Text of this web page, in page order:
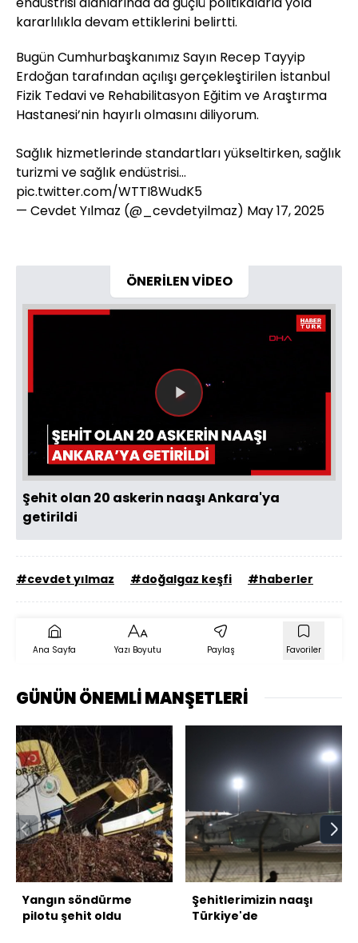
kararlılıkla devam ettiklerini belirtti.
Bugün Cumhurbaşkanımız Sayın Recep Tayyip
Erdoğan tarafından açılışı gerçekleştirilen İstanbul
Fizik Tedavi ve Rehabilitasyon Eğitim ve Araştırma
Hastanesi’nin hayırlı olmasını diliyorum.
Sağlık hizmetlerinde standartları yükseltirken, sağlık
turizmi ve sağlık endüstrisi…
pic.twitter.com/WTTI8WudK5
— Cevdet Yılmaz (@_cevdetyilmaz) May 17, 2025
ÖNERİLEN VİDEO
Videoyu
Oynat
Şehit olan 20 askerin naaşı Ankara'ya
getirildi
#cevdet yılmaz #doğalgaz keşfi #haberler
Ana Sayfa Yazı Boyutu Paylaş Favoriler
GÜNÜN ÖNEMLİ MANŞETLERİ
Yangın söndürme
pilotu şehit oldu
Şehitlerimizin naaşı
Türkiye'de